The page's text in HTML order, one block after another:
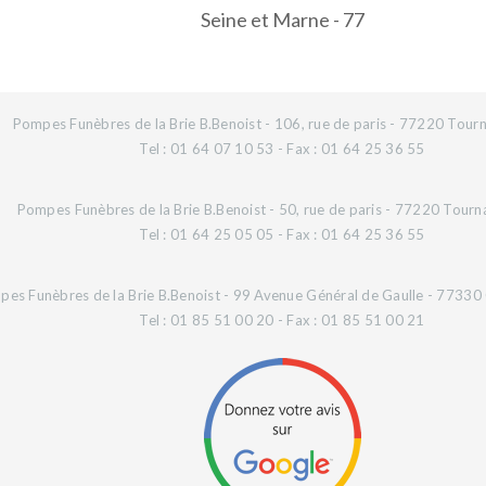
Seine et Marne - 77
Pompes Funèbres de la Brie B.Benoist - 106, rue de paris - 77220
Tel : 01 64 07 10 53 - Fax : 01 64 25 36 55
Pompes Funèbres de la Brie B.Benoist - 50, rue de paris - 77220
Tel : 01 64 25 05 05 - Fax : 01 64 25 36 55
Funèbres de la Brie B.Benoist - 99 Avenue Général de Gaulle -
Tel : 01 85 51 00 20 - Fax : 01 85 51 00 21